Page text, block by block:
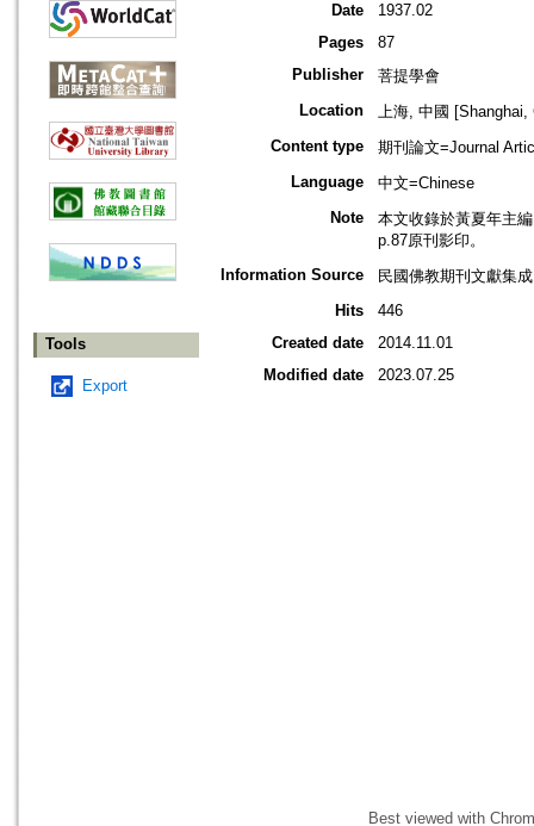
Tools
Export
Date
1937.02
Pages
87
Publisher
菩提學會
Location
上海, 中國 [Shanghai,
Content type
期刊論文=Journal
Language
中文=Chinese
Note
本文收錄於黃夏年主
p.87原刊影印。
Information Source
民國佛教期刊文獻集
Hits
446
Created date
2014.11.01
Modified date
2023.07.25
Best viewed with